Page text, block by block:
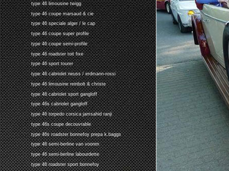
type 46 limousine twigg
type 46 coupe marsaud & cie
type 46 speciale alger / le cap
type 46 coupe super profile
type 46 coupe semi-profile
type 46 roadster toit fixe
type 46 sport tourer
type 46 cabriolet neuss / erdmann-rossi
type 46 limousine reinbolt & christe
type 46 cabriolet sport gangloff
type 46s cabriolet gangloff
type 46 torpedo corsica jamsahid ranji
type 46s coupe decouvrable
type 46s roadster bonnefoy prepa k.baggs
type 46 semi-berline van vooren
type 46 semi-berline labourdette
type 46 roadster sport bonnefoy